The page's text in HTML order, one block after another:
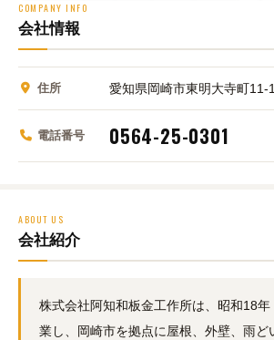
COMPANY INFO
会社情報
住所 愛知県岡崎市東明大寺町11-
電話番号 0564-25-0301
ABOUT US
会社紹介
株式会社阿知和板金工作所は、昭和18年
業し、岡崎市を拠点に屋根、外壁、雨ど